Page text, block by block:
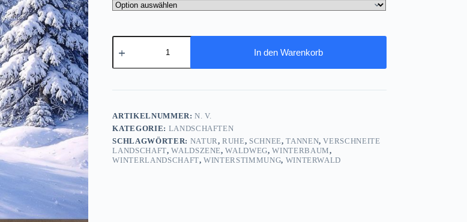
Verschneiter
Winterwald
Bild
Leinwand
In den Warenkorb
ARTIKELNUMMER:N. V.
KATEGORIE: LANDSCHAFTEN
SCHLAGWÖRTER: NATUR,RUHE, SCHNEE,TANNEN,VERSCHNEITE
LANDSCHAFT,WALDSZENE,WALDWEG,WINTERBAUM,
WINTERLANDSCHAFT,WINTERSTIMMUNG, WINTERWALD